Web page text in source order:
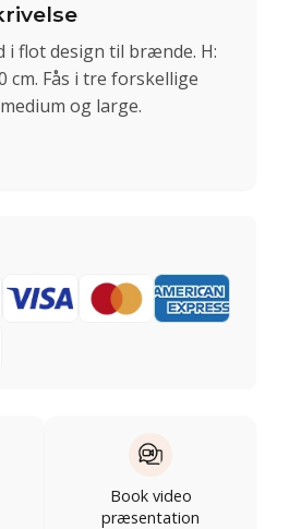
i flot design til brænde. H:
cm. Fås i tre forskellige
og large.
Book video
præsentation